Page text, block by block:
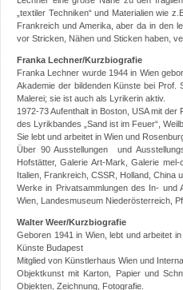
„textiler Techniken“ und Materialien wie
Frankreich und Amerika, aber da in den
vor Stricken, Nähen und Sticken haben,
Franka Lechner/Kurzbiografie
Franka Lechner wurde 1944 in Wien
Akademie der bildenden Künste bei Prof.
Malerei; sie ist auch als Lyrikerin aktiv.
1972-73 Aufenthalt in Boston, USA mit
des Lyrikbandes „Sand ist im Feuer“,
Sie lebt und arbeitet in Wien und
Über 90 Ausstellungen und
Hofstätter, Galerie Art-Mark, Galerie
Italien, Frankreich, CSSR, Holland, China
Werke in Privatsammlungen des In- und
Wien, Landesmuseum Niederösterreich,
Walter Weer/Kurzbiografie
Geboren 1941 in Wien, lebt und arbeitet
Künste Budapest
Mitglied von Künstlerhaus Wien und
Objektkunst mit Karton, Papier und
Objekten, Zeichnung, Fotografie.